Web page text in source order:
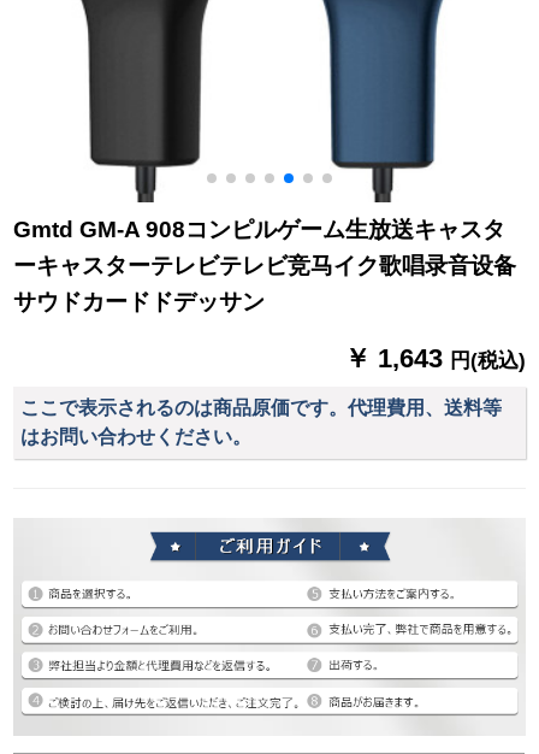
Gmtd GM-A 908コンピルゲーム生放送キャスタ
ーキャスターテレビテレビ竞马イク歌唱录音设备
サウドカードドデッサン
￥ 1,643 円(税込)
ここで表示されるのは商品原価です。代理費用、送料等
はお問い合わせください。